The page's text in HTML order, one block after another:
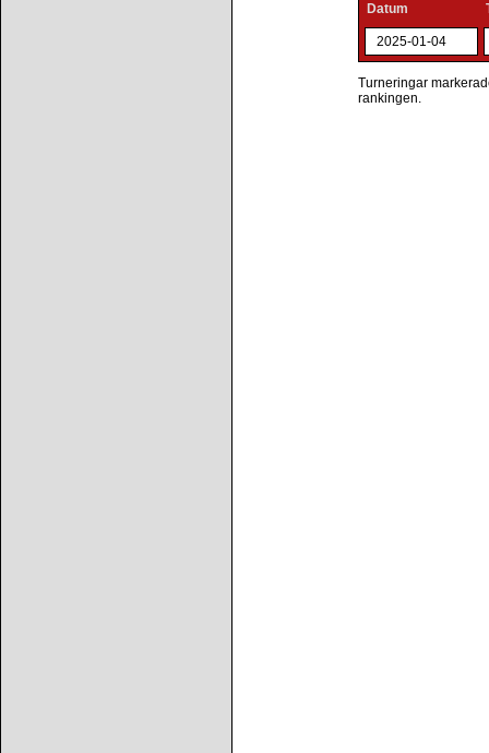
Datum
2025-01-04
Turneringar
rankingen.